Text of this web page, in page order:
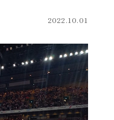
2022.10.01